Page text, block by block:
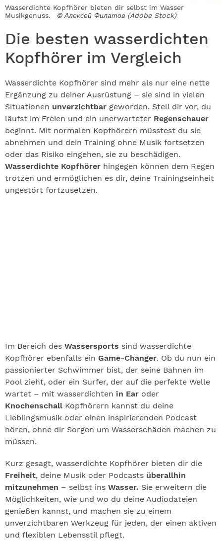
Wasserdichte Kopfhörer bieten dir selbst im Wasser
Musikgenuss.
© Алексей Филатов (Adobe Stock)
Die besten wasserdichten
Kopfhörer im Vergleich
Wasserdichte Kopfhörer sind mehr als nur eine nette
Ergänzung zu deiner Ausrüstung – sie sind in vielen
Situationen unverzichtbar geworden. Stell dir vor, du
läufst im Freien und ein unerwarteter Regenschauer
beginnt. Mit normalen Kopfhörern müsstest du sie
abnehmen und dein Training ohne Musik fortsetzen
oder das Risiko eingehen, sie zu beschädigen.
Wasserdichte Kopfhörer hingegen können dem Regen
trotzen und ermöglichen es dir, deine Trainingseinheit
ungestört fortzusetzen.
Im Bereich des Wassersports sind wasserdichte
Kopfhörer ebenfalls ein Game-Changer. Ob du nun ein
passionierter Schwimmer bist, der seine Bahnen im
Pool zieht, oder ein Surfer, der auf die perfekte Welle
wartet – mit wasserdichten in Ear oder
Knochenschall Kopfhörern kannst du deine
Lieblingsmusik oder einen inspirierenden Podcast
hören, ohne dir Sorgen um Wasserschäden machen zu
müssen.
Kurz gesagt, wasserdichte Kopfhörer bieten dir die
Freiheit, deine Musik oder Podcasts überallhin
mitzunehmen – selbst ins Wasser. Sie erweitern die
Möglichkeiten, wie und wo du deine Audiodateien
genießen kannst, und machen sie zu einem
unverzichtbaren Werkzeug für jeden, der einen aktiven
und flexiblen Lebensstil pflegt.